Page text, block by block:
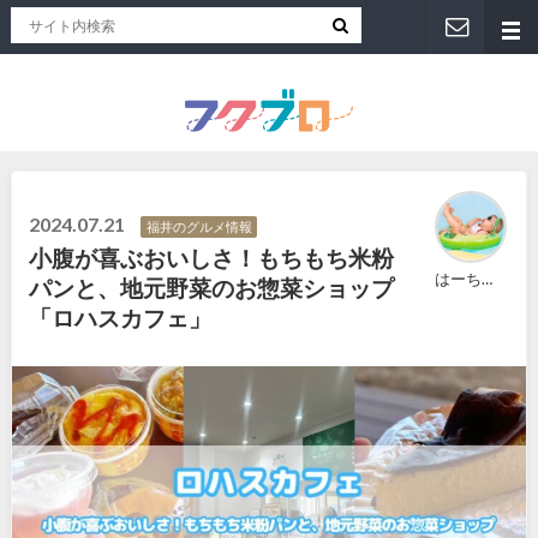
2024.07.21 福井のグルメ情報
小腹が喜ぶおいしさ！もちもち米粉
パンと、地元野菜のお惣菜ショップ
「ロハスカフェ」
はーちゃん